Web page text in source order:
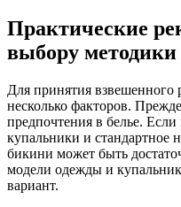
Практические
выбору методики
Для принятия
несколько факторов.
предпочтения в белье.
купальники и стандартное
бикини может быть
модели одежды и
вариант.